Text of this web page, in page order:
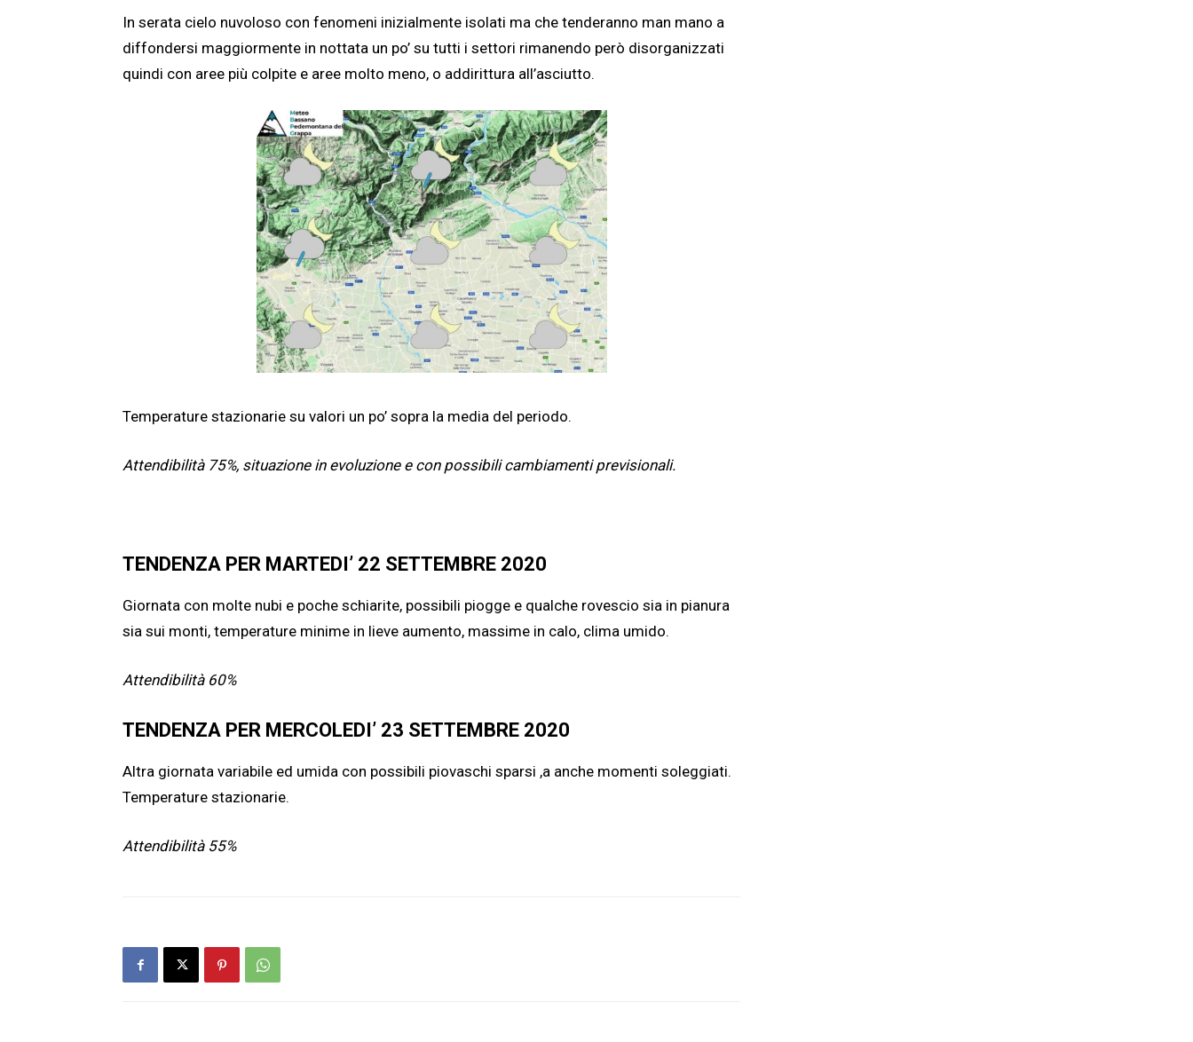
In serata cielo nuvoloso con fenomeni inizialmente isolati ma che tenderanno man mano a
diffondersi maggiormente in nottata un po’ su tutti i settori rimanendo però disorganizzati
quindi con aree più colpite e aree molto meno, o addirittura all’asciutto.
Temperature stazionarie su valori un po’ sopra la media del periodo.
Attendibilità 75%, situazione in evoluzione e con possibili cambiamenti previsionali.
TENDENZA PER MARTEDI’ 22 SETTEMBRE 2020
Giornata con molte nubi e poche schiarite, possibili piogge e qualche rovescio sia in pianura
sia sui monti, temperature minime in lieve aumento, massime in calo, clima umido.
Attendibilità 60%
TENDENZA PER MERCOLEDI’ 23 SETTEMBRE 2020
Altra giornata variabile ed umida con possibili piovaschi sparsi ,a anche momenti soleggiati.
Temperature stazionarie.
Attendibilità 55%